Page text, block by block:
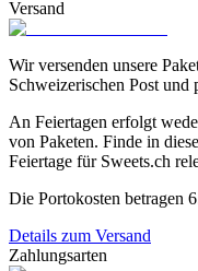
Versand
Wir versenden unsere
Schweizerischen Post und
An Feiertagen erfolgt
von Paketen. Finde in
Feiertage für Sweets.ch
Die Portokosten betragen
Details zum Versand
Zahlungsarten